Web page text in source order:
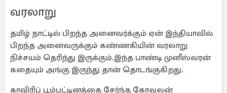
வரலாறு
தமிழ் நாட்டில் பிறந்த அனைவர்க்கும் ஏன் இந்தியாவில்
பிறந்த அனைவருக்கும் கண்ணகியின் வரலாறு
நிச்சயம் தெரிந்து இருக்கும்.இந்த பாண்டி முனீஸ்வரன்
கதையும் அங்கு இருந்து தான் தொடங்குகிறது.
காவிரிப் பூம்பட்டினத்தை சேர்ந்த கோவலன்